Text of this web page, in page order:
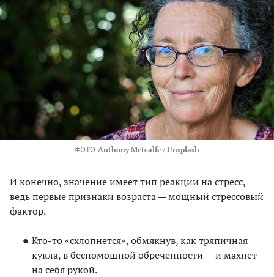
ФОТО Anthony Metcalfe / Unsplash
И конечно, значение имеет тип реакции на стресс,
ведь первые признаки возраста — мощный стрессовый
фактор.
Кто-то «схлопнется», обмякнув, как тряпичная
кукла, в беспомощной обреченности — и махнет
на себя рукой.